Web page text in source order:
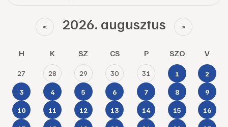
< 2026. augusztus >
H K SZ CS P SZO V
27 28 29 30 31 1 2
3 4 5 6 7 8 9
10 11 12 13 14 15 16